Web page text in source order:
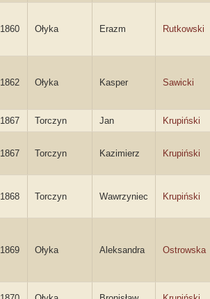
1860 Ołyka Erazm Rutkowski
1862 Ołyka Kasper Sawicki
1867 Torczyn Jan Krupiński
1867 Torczyn Kazimierz Krupiński
1868 Torczyn Wawrzyniec Krupiński
1869 Ołyka Aleksandra Ostrowska